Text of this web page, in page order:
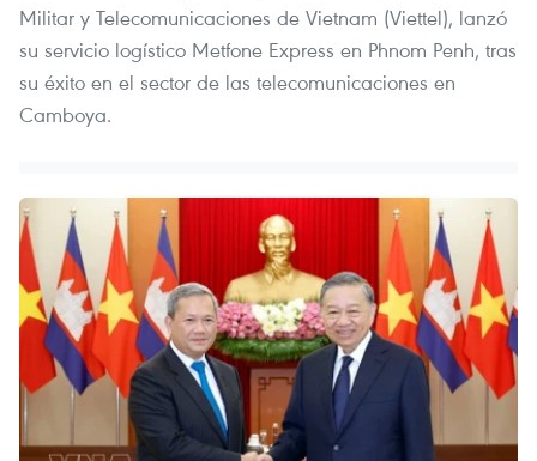
Militar y Telecomunicaciones de Vietnam (Viettel), lanzó
su servicio logístico Metfone Express en Phnom Penh, tras
su éxito en el sector de las telecomunicaciones en
Camboya.